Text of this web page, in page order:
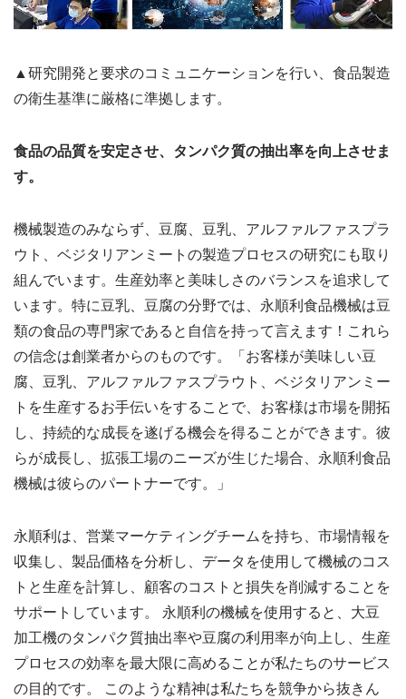
▲研究開発と要求のコミュニケーションを行い、食品製造
の衛生基準に厳格に準拠します。
食品の品質を安定させ、タンパク質の抽出率を向上させま
す。
機械製造のみならず、豆腐、豆乳、アルファルファスプラ
ウト、ベジタリアンミートの製造プロセスの研究にも取り
組んでいます。生産効率と美味しさのバランスを追求して
います。特に豆乳、豆腐の分野では、永順利食品機械は豆
類の食品の専門家であると自信を持って言えます！これら
の信念は創業者からのものです。「お客様が美味しい豆
腐、豆乳、アルファルファスプラウト、ベジタリアンミー
トを生産するお手伝いをすることで、お客様は市場を開拓
し、持続的な成長を遂げる機会を得ることができます。彼
らが成長し、拡張工場のニーズが生じた場合、永順利食品
機械は彼らのパートナーです。」
永順利は、営業マーケティングチームを持ち、市場情報を
収集し、製品価格を分析し、データを使用して機械のコス
トと生産を計算し、顧客のコストと損失を削減することを
サポートしています。 永順利の機械を使用すると、大豆
加工機のタンパク質抽出率や豆腐の利用率が向上し、生産
プロセスの効率を最大限に高めることが私たちのサービス
の目的です。 このような精神は私たちを競争から抜きん